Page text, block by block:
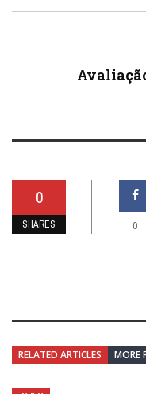
0
SHARES 0
RELATED ARTICLES MORE